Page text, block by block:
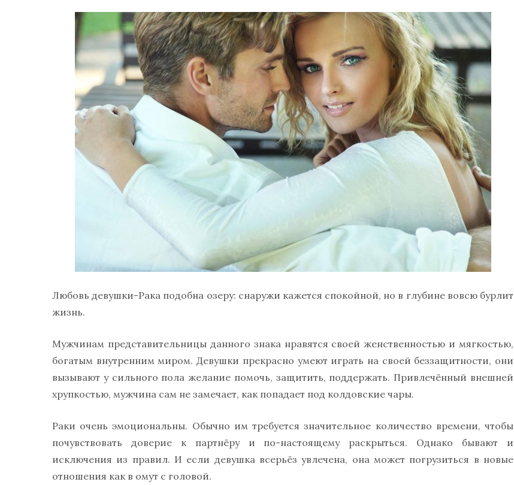
Любовь девушки-Рака подобна озеру: снаружи кажется спокойной, но в глубине вовсю бурлит
жизнь.
Мужчинам представительницы данного знака нравятся своей женственностью и мягкостью,
богатым внутренним миром. Девушки прекрасно умеют играть на своей беззащитности, они
вызывают у сильного пола желание помочь, защитить, поддержать. Привлечённый внешней
хрупкостью, мужчина сам не замечает, как попадает под колдовские чары.
Раки очень эмоциональны. Обычно им требуется значительное количество времени, чтобы
почувствовать доверие к партнёру и по-настоящему раскрыться. Однако бывают и
исключения из правил. И если девушка всерьёз увлечена, она может погрузиться в новые
отношения как в омут с головой.